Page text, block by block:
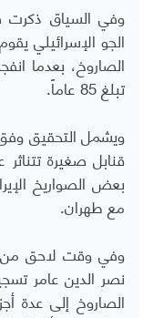
وفي السياق
الجو الإسرائيلي
الصاروخ، بعدما
تبلغ 85 عاماً.
ويشمل التحقيق
قنابل صغيرة
بعض الصواريخ
مع طهران.
وفي وقت لاحق من
نصر الدين عامر
الصاروخ إلى عدة